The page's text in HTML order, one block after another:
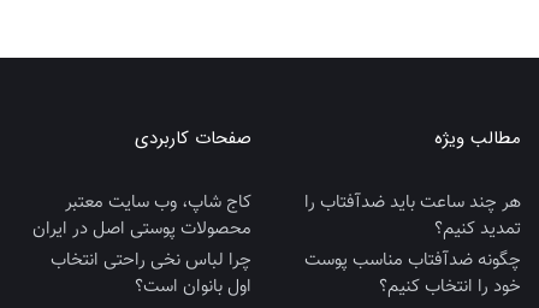
مطالب ویژه
هر چند ساعت باید ضدآفتاب را
تمدید کنیم؟
چگونه ضدآفتاب مناسب پوست
خود را انتخاب کنیم؟
صفحات کاربردی
کاج شاپ، وب سایت معتبر
محصولات پوستی اصل در ایران
چرا لباس نخی راحتی انتخاب
اول بانوان است؟